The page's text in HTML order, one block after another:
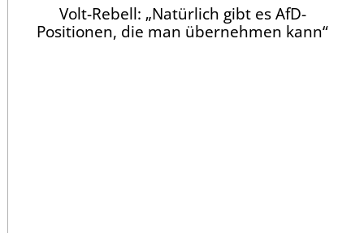
Volt-Rebell: „Natürlich gibt es AfD-
Positionen, die man übernehmen kann“